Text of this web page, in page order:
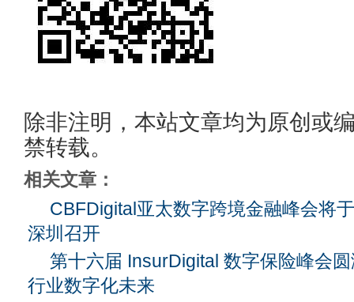
除非注明，本站文章均为原创或
禁转载。
相关文章：
CBFDigital亚太数字跨境金融峰会将
深圳召开
第十六届 InsurDigital 数字保险峰会
行业数字化未来